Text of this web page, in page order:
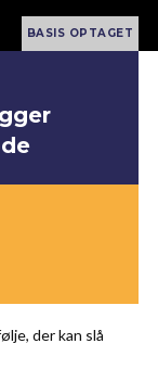
der kan slå